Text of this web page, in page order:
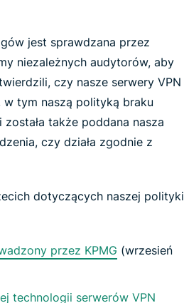
jest sprawdzana przez
niezależnych audytorów, aby
czy nasze serwery VPN
tym naszą polityką braku
także poddana nasza
czy działa zgodnie z
dotyczących naszej polityki
przez KPMG (wrzesień
technologii serwerów VPN